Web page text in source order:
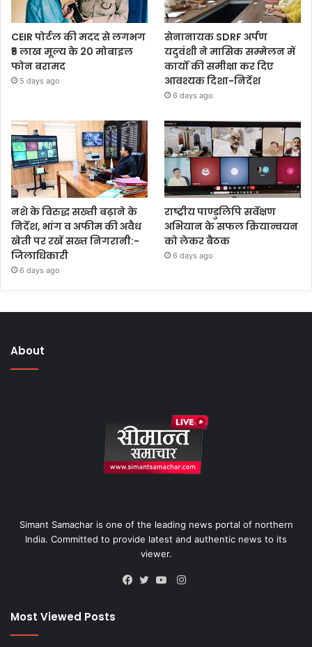
CEIR पोर्टल की मदद से लगभग
₹5 लाख मूल्य के 20 मोबाइल
फोन बरामद
5 days ago
सेनानायक SDRF अर्पण
यदुवंशी ने मासिक सम्मेलन में
कार्यों की समीक्षा कर दिए
आवश्यक दिशा-निर्देश
6 days ago
नशे के विरुद्ध सख्ती बढ़ाने के
निर्देश, भांग व अफीम की अवैध
खेती पर रखें सख्त निगरानी:-
जिलाधिकारी
6 days ago
राष्ट्रीय पाण्डुलिपि सर्वेक्षण
अभियान के सफल क्रियान्वयन
को लेकर बैठक
6 days ago
About
Simant Samachar is one of the leading news portal of northern
India. Committed to provide latest and authentic news to its
viewer.
Instagram
Most Viewed Posts